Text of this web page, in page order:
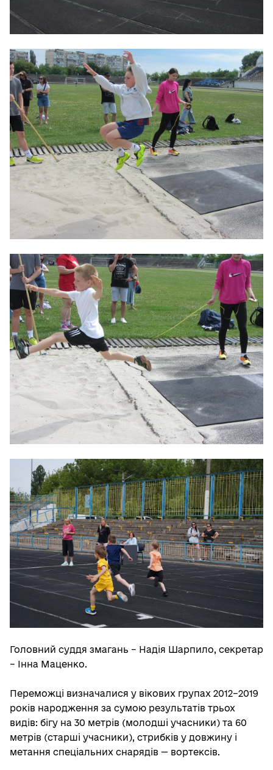
Головний суддя змагань – Надія Шарпило, секретар
– Інна Маценко.
Переможці визначалися у вікових групах 2012–2019
років народження за сумою результатів трьох
видів: бігу на 30 метрів (молодші учасники) та 60
метрів (старші учасники), стрибків у довжину і
метання спеціальних снарядів — вортексів.